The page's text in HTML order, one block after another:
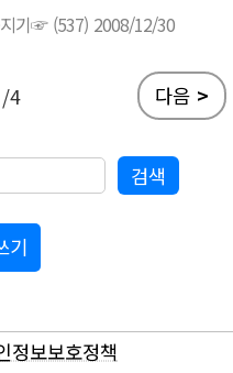
기☞ (537) 2008/12/30
/4 다음 >
기
정보보호정책